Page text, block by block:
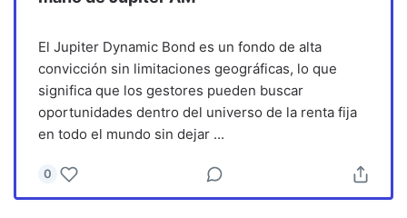
El Jupiter Dynamic Bond es un fondo de alta
convicción sin limitaciones geográficas, lo que
significa que los gestores pueden buscar
oportunidades dentro del universo de la renta fija
en todo el mundo sin dejar...
0